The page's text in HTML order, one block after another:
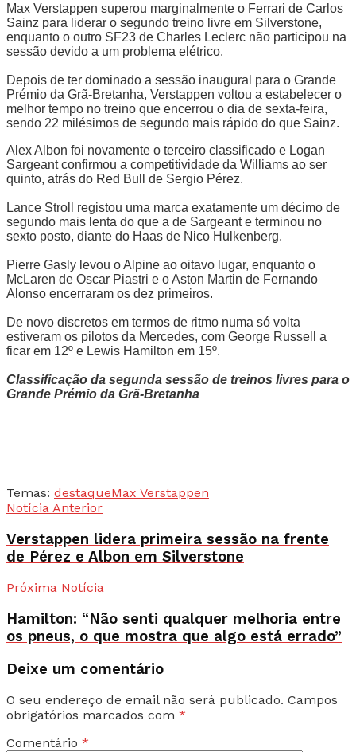
Max Verstappen superou marginalmente o Ferrari de Carlos
Sainz para liderar o segundo treino livre em Silverstone,
enquanto o outro SF23 de Charles Leclerc não participou na
sessão devido a um problema elétrico.
Depois de ter dominado a sessão inaugural para o Grande
Prémio da Grã-Bretanha, Verstappen voltou a estabelecer o
melhor tempo no treino que encerrou o dia de sexta-feira,
sendo 22 milésimos de segundo mais rápido do que Sainz.
Alex Albon foi novamente o terceiro classificado e Logan
Sargeant confirmou a competitividade da Williams ao ser
quinto, atrás do Red Bull de Sergio Pérez.
Lance Stroll registou uma marca exatamente um décimo de
segundo mais lenta do que a de Sargeant e terminou no
sexto posto, diante do Haas de Nico Hulkenberg.
Pierre Gasly levou o Alpine ao oitavo lugar, enquanto o
McLaren de Oscar Piastri e o Aston Martin de Fernando
Alonso encerraram os dez primeiros.
De novo discretos em termos de ritmo numa só volta
estiveram os pilotos da Mercedes, com George Russell a
ficar em 12º e Lewis Hamilton em 15º.
Classificação da segunda sessão de treinos livres para o
Grande Prémio da Grã-Bretanha
Temas: destaqueMax Verstappen
Notícia Anterior
Verstappen lidera primeira sessão na frente
de Pérez e Albon em Silverstone
Próxima Notícia
Hamilton: “Não senti qualquer melhoria entre
os pneus, o que mostra que algo está errado”
Deixe um comentário
O seu endereço de email não será publicado. Campos
obrigatórios marcados com *
Comentário *